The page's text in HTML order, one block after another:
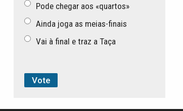
Pode chegar aos «quartos»
Ainda joga as meias-finais
Vai à final e traz a Taça